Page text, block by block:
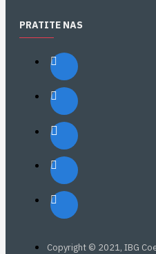
PRATITE NAS
Copyright © 2021, IBG